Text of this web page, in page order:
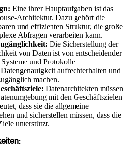
Eine ihrer Hauptaufgaben ist das
Architektur. Dazu gehört die
und effizienten Struktur, die große
Abfragen verarbeiten kann.
Die Sicherstellung der
von Daten ist von entscheidender
und Protokolle
aufrechterhalten und
machen.
Datenarchitekten müssen
mit den Geschäftszielen
dass sie die allgemeine
und sicherstellen müssen, dass die
unterstützt.